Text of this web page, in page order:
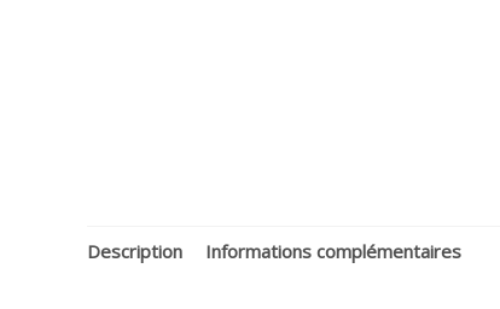
Description Informations complémentaires